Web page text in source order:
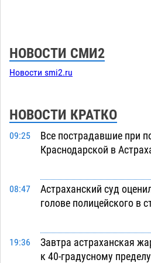
НОВОСТИ СМИ2
Новости smi2.ru
НОВОСТИ КРАТКО
09:25
Все пострадавшие при
Краснодарской в
08:47
Астраханский суд
голове полицейского в
19:36
Завтра астраханская
к 40-градусному пределу